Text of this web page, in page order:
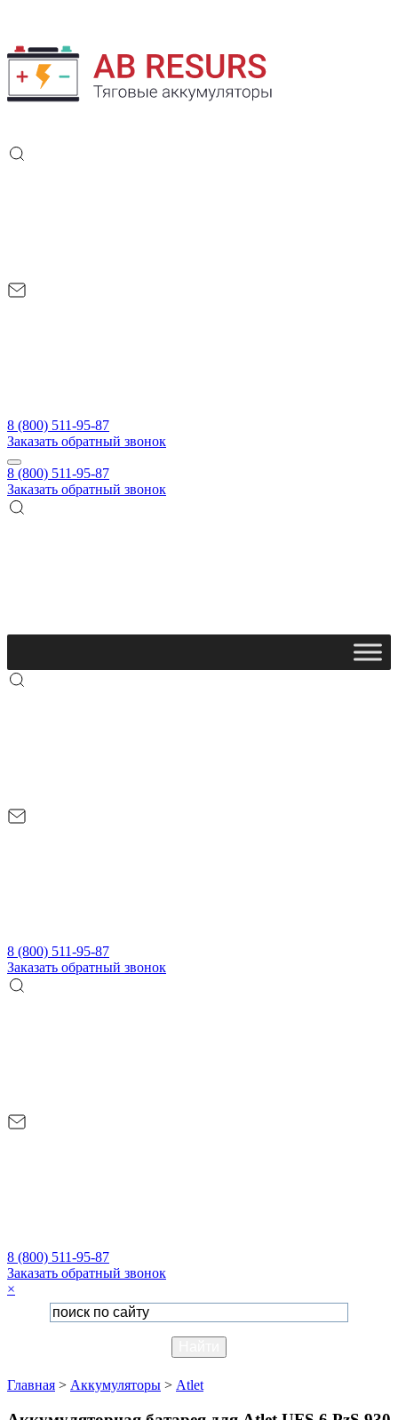
8 (800) 511-95-87
Заказать обратный звонок
8 (800) 511-95-87
Заказать обратный звонок
8 (800) 511-95-87
Заказать обратный звонок
8 (800) 511-95-87
Заказать обратный звонок
×
Главная > Аккумуляторы > Atlet